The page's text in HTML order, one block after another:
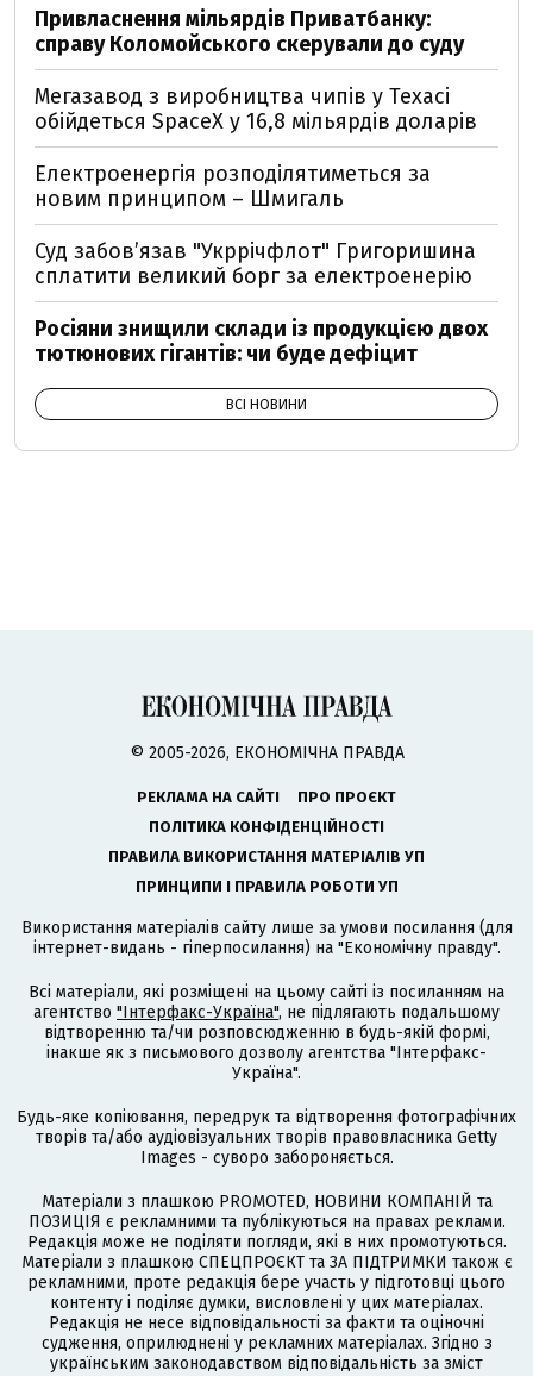
Привласнення мільярдів Приватбанку:
справу Коломойського скерували до суду
Мегазавод з виробництва чипів у Техасі
обійдеться SpaceX у 16,8 мільярдів доларів
Електроенергія розподілятиметься за
новим принципом – Шмигаль
Суд забов’язав "Укррічфлот" Григоришина
сплатити великий борг за електроенерію
Росіяни знищили склади із продукцією двох
тютюнових гігантів: чи буде дефіцит
ВСІ НОВИНИ
© 2005-2026, ЕКОНОМІЧНА ПРАВДА
РЕКЛАМА НА САЙТІ
ПРО ПРОЄКТ
ПОЛІТИКА КОНФІДЕНЦІЙНОСТІ
ПРАВИЛА ВИКОРИСТАННЯ МАТЕРІАЛІВ УП
ПРИНЦИПИ І ПРАВИЛА РОБОТИ УП
Використання матеріалів сайту лише за умови посилання (для
інтернет-видань - гіперпосилання) на "Економічну правду".
Всі матеріали, які розміщені на цьому сайті із посиланням на
агентство "Інтерфакс-Україна", не підлягають подальшому
відтворенню та/чи розповсюдженню в будь-якій формі,
інакше як з письмового дозволу агентства "Інтерфакс-
Україна".
Будь-яке копіювання, передрук та відтворення фотографічних
творів та/або аудіовізуальних творів правовласника Getty
Images - суворо забороняється.
Матеріали з плашкою PROMOTED, НОВИНИ КОМПАНІЙ та
ПОЗИЦІЯ є рекламними та публікуються на правах реклами.
Редакція може не поділяти погляди, які в них промотуються.
Матеріали з плашкою СПЕЦПРОЄКТ та ЗА ПІДТРИМКИ також є
рекламними, проте редакція бере участь у підготовці цього
контенту і поділяє думки, висловлені у цих матеріалах.
Редакція не несе відповідальності за факти та оціночні
судження, оприлюднені у рекламних матеріалах. Згідно з
українським законодавством відповідальність за зміст